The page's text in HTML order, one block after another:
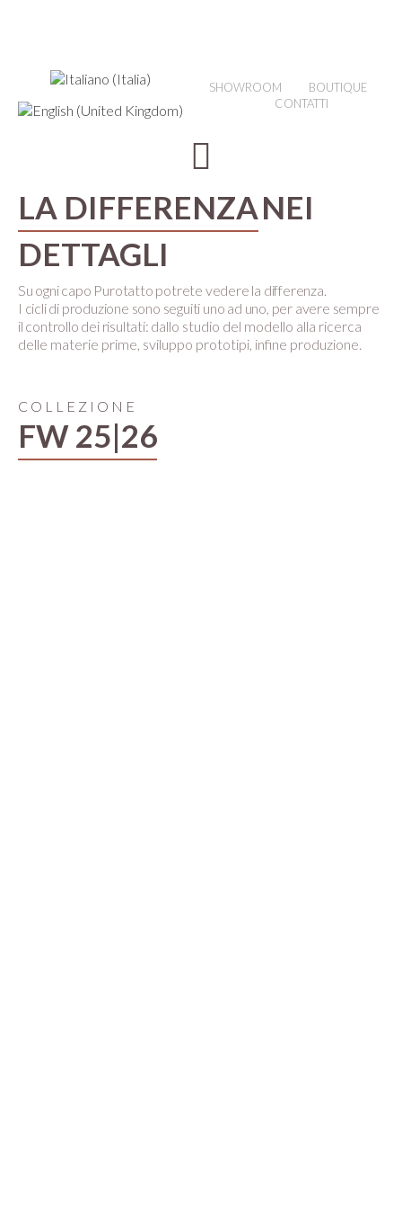
SHOWROOM
BOUTIQUE
CONTATTI
LA DIFFERENZANEI
DETTAGLI
Su ogni capo Purotatto potrete vedere la differenza.
I cicli di produzione sono seguiti uno ad uno, per avere sempre
il controllo dei risultati: dallo studio del modello alla ricerca
delle materie prime, sviluppo prototipi, infine produzione.
COLLEZIONE
FW 25|26